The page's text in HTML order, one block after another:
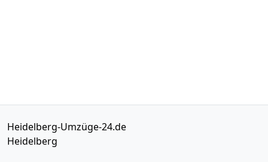
Heidelberg-Umzüge-24.de
Heidelberg